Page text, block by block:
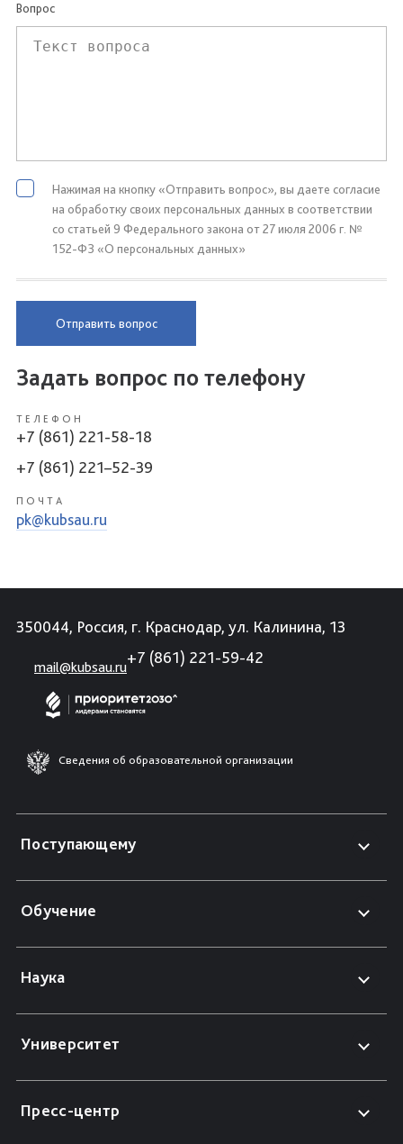
Вопрос
Нажимая на кнопку «Отправить вопрос», вы даете согласие
на обработку своих персональных данных в соответствии
со статьей 9 Федерального закона от 27 июля 2006 г. №
152-ФЗ «О персональных данных»
Отправить вопрос
Задать вопрос по телефону
ТЕЛЕФОН
+7 (861) 221-58-18
+7 (861) 221–52-39
ПОЧТА
pk@kubsau.ru
350044, Россия, г. Краснодар, ул. Калинина, 13
mail@kubsau.ru
+7 (861) 221-59-42
Сведения об образовательной организации
Поступающему
Обучение
Наука
Университет
Пресс-центр